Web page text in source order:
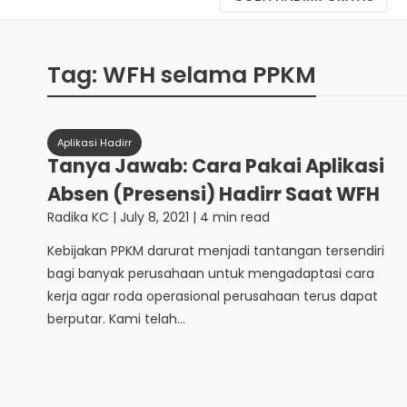
Tag: WFH selama PPKM
Aplikasi Hadirr
Tanya Jawab: Cara Pakai Aplikasi
Absen (Presensi) Hadirr Saat WFH
Radika KC | July 8, 2021 | 4 min read
Kebijakan PPKM darurat menjadi tantangan tersendiri
bagi banyak perusahaan untuk mengadaptasi cara
kerja agar roda operasional perusahaan terus dapat
berputar. Kami telah...